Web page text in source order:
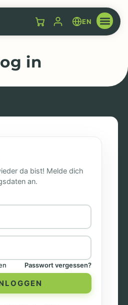
EN
in
da bist! Melde dich
an.
Passwort vergessen?